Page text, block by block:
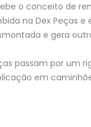
o conceito de
na Dex Peças
e gera
passam por um
em